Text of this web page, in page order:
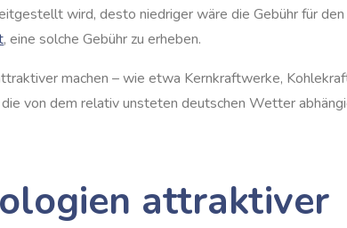
wird, desto niedriger wäre die Gebühr für
, eine solche Gebühr zu erheben.
machen – wie etwa Kernkraftwerke,
von dem relativ unsteten deutschen Wetter
attraktiver